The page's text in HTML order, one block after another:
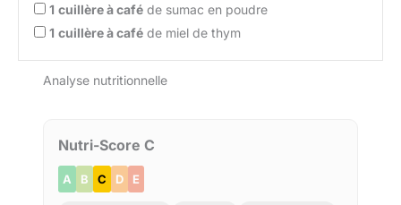
1 cuillère à café de sumac en poudre
1 cuillère à café de miel de thym
Analyse nutritionnelle
Nutri-Score C
A B C D E